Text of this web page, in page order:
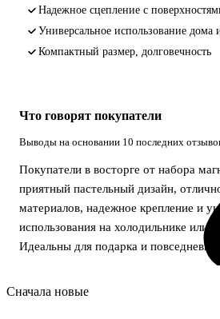
Надежное сцепление с
Универсальное использование дома
Компактный размер, долговечность
Что говорят покупатели
Выводы на основании 10 последних
Покупатели в восторге от набора
приятный пастельный дизайн,
материалов, надежное крепление и
использования на холодильнике или
Идеальны для подарка и
Сначала новые